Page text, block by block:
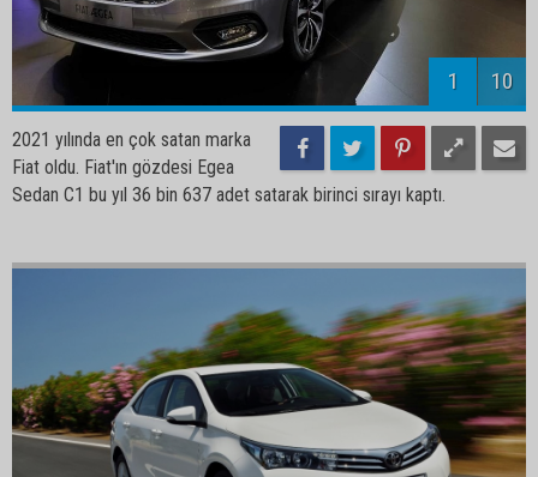
1 10
2021 yılında en çok satan marka
Fiat oldu. Fiat'ın gözdesi Egea
Sedan C1 bu yıl 36 bin 637 adet satarak birinci sırayı kaptı.